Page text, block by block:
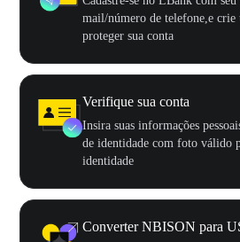
mail/número de telefone,e crie
proteger sua conta
Verifique sua conta
Insira suas informações
de identidade com foto válido
identidade
Converter NBISON para